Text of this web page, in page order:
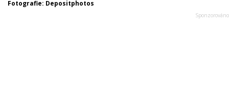
Fotografie: Depositphotos